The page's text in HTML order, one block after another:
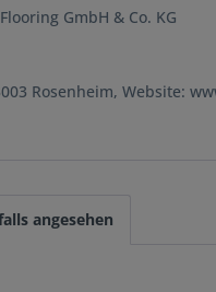
GmbH & Co. KG
Rosenheim, Website:
angesehen